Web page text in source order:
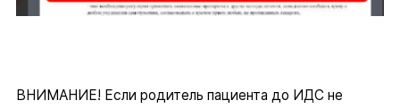
ВНИМАНИЕ! Если родитель пациента до ИДС не